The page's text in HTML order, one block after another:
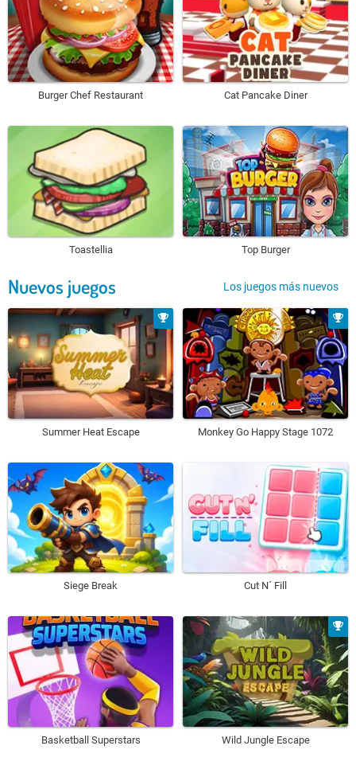
Burger Chef Restaurant Cat Pancake Diner
Toastellia Top Burger
Nuevos juegos Los juegos más nuevos
Summer Heat Escape Monkey Go Happy Stage 1072
Siege Break Cut N´ Fill
Basketball Superstars Wild Jungle Escape